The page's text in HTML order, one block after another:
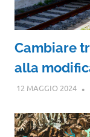
Cambiare
alla
12 MAGGIO 2024